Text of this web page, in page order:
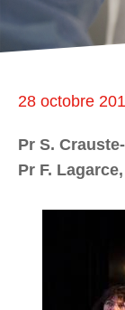
28 octobre
Pr S.
Pr F.